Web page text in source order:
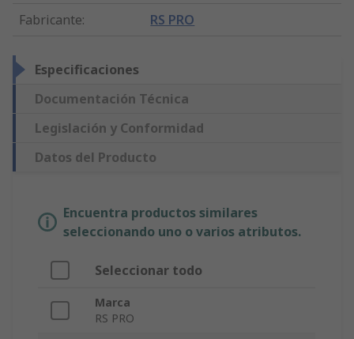
Fabricante: RS PRO
Especificaciones
Documentación Técnica
Legislación y Conformidad
Datos del Producto
Encuentra productos similares
seleccionando uno o varios atributos.
Seleccionar todo
Marca
RS PRO